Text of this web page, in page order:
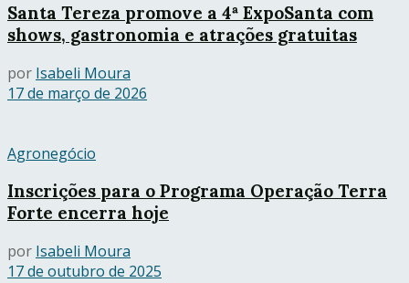
Santa Tereza promove a 4ª ExpoSanta com
shows, gastronomia e atrações gratuitas
por Isabeli Moura
17 de março de 2026
Agronegócio
Inscrições para o Programa Operação Terra
Forte encerra hoje
por Isabeli Moura
17 de outubro de 2025